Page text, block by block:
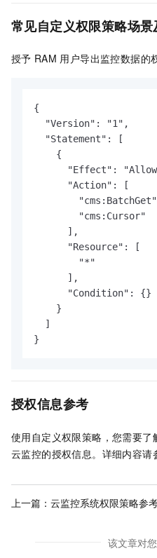
常见自定义权限策略场景
授予 RAM 用户导出监控数据的
{
  "Version": "1",
  "Statement": [
    {
"Effect":
      "Action": [
        "cms:Cursor"
      ],
      "Resource": [
        "*"
      ],
      "Condition": {}
    }
  ]
}
授权信息参考
使用自定义权限策略，您需要
云监控的授权信息。详细内容请
上一篇： 云监控系统权限策略参
该文章对